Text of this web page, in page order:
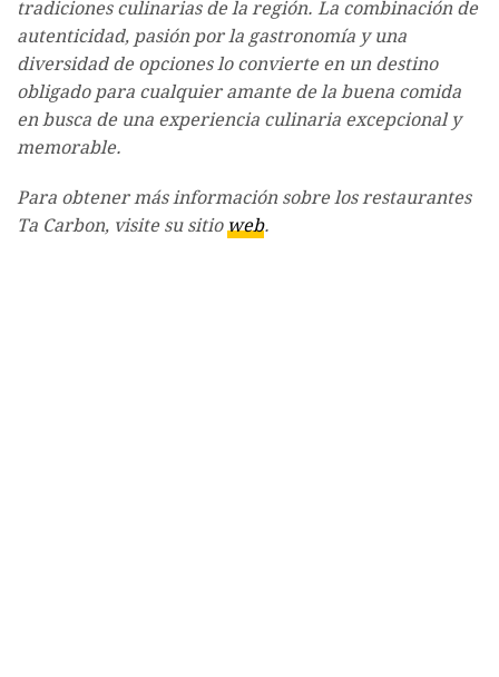
tradiciones culinarias de la región. La combinación de
autenticidad, pasión por la gastronomía y una
diversidad de opciones lo convierte en un destino
obligado para cualquier amante de la buena comida
en busca de una experiencia culinaria excepcional y
memorable.
Para obtener más información sobre los restaurantes
Ta Carbon, visite su sitioweb.